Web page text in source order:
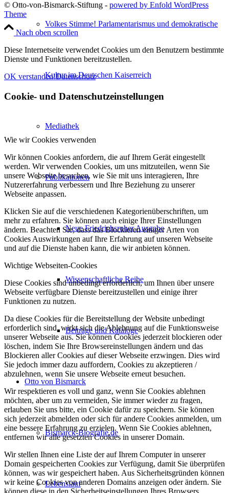
Volkes Stimme! Parlamentarismus und demokratische
Kultur im Deutschen Kaiserreich
Mediathek
Publikationen
Neue Friedrichsruher Ausgabe
Wissenschaftliche Reihe
Beiträge und Kataloge
Otto von Bismarck
Bismarck-Biografie.de
Lebenslauf
© Otto-von-Bismarck-Stiftung - powered by Enfold WordPress
Theme
Nach oben scrollen
Diese Internetseite verwendet Cookies um den Benutzern bestimmte
Dienste und Funktionen bereitzustellen.
OK verstanden!Datenschutz
Cookie- und Datenschutzeinstellungen
Wie wir Cookies verwenden
Wir können Cookies anfordern, die auf Ihrem Gerät eingestellt
werden. Wir verwenden Cookies, um uns mitzuteilen, wenn Sie
unsere Webseite besuchen, wie Sie mit uns interagieren, Ihre
Nutzererfahrung verbessern und Ihre Beziehung zu unserer
Webseite anpassen.
Klicken Sie auf die verschiedenen Kategorienüberschriften, um
mehr zu erfahren. Sie können auch einige Ihrer Einstellungen
ändern. Beachten Sie, dass das Blockieren einiger Arten von
Cookies Auswirkungen auf Ihre Erfahrung auf unseren Webseite
und auf die Dienste haben kann, die wir anbieten können.
Wichtige Webseiten-Cookies
Diese Cookies sind unbedingt erforderlich, um Ihnen über unsere
Webseite verfügbare Dienste bereitzustellen und einige ihrer
Funktionen zu nutzen.
Da diese Cookies für die Bereitstellung der Website unbedingt
erforderlich sind, wirkt sich die Ablehnung auf die Funktionsweise
unserer Webseite aus. Sie können Cookies jederzeit blockieren oder
löschen, indem Sie Ihre Browsereinstellungen ändern und das
Blockieren aller Cookies auf dieser Webseite erzwingen. Dies wird
Sie jedoch immer dazu auffordern, Cookies zu akzeptieren /
abzulehnen, wenn Sie unsere Webseite erneut besuchen.
Wir respektieren es voll und ganz, wenn Sie Cookies ablehnen
möchten, aber um zu vermeiden, Sie immer wieder zu fragen,
erlauben Sie uns bitte, ein Cookie dafür zu speichern. Sie können
sich jederzeit abmelden oder sich für andere Cookies anmelden, um
eine bessere Erfahrung zu erzielen. Wenn Sie Cookies ablehnen,
entfernen wir alle gesetzten Cookies in unserer Domain.
Wir stellen Ihnen eine Liste der auf Ihrem Computer in unserer
Domain gespeicherten Cookies zur Verfügung, damit Sie überprüfen
können, was wir gespeichert haben. Aus Sicherheitsgründen können
wir keine Cookies von anderen Domains anzeigen oder ändern. Sie
können diese in den Sicherheitseinstellungen Ihres Browsers